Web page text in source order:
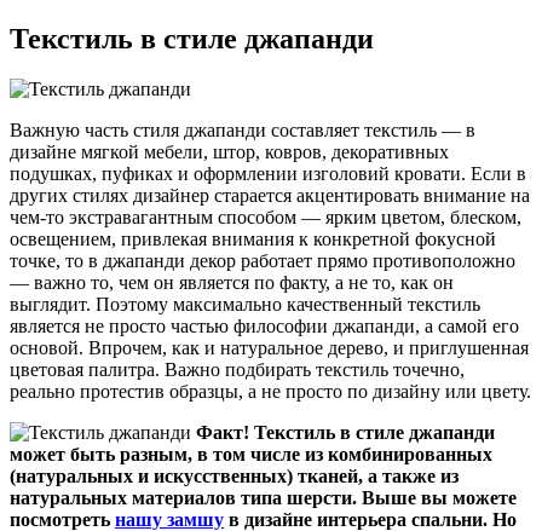
Текстиль в стиле джапанди
Важную часть стиля джапанди составляет текстиль — в
дизайне мягкой мебели, штор, ковров, декоративных
подушках, пуфиках и оформлении изголовий кровати. Если в
других стилях дизайнер старается акцентировать внимание на
чем-то экстравагантным способом — ярким цветом, блеском,
освещением, привлекая внимания к конкретной фокусной
точке, то в джапанди декор работает прямо противоположно
— важно то, чем он является по факту, а не то, как он
выглядит. Поэтому максимально качественный текстиль
является не просто частью философии джапанди, а самой его
основой. Впрочем, как и натуральное дерево, и приглушенная
цветовая палитра. Важно подбирать текстиль точечно,
реально протестив образцы, а не просто по дизайну или цвету.
Факт! Текстиль в стиле джапанди
может быть разным, в том числе из комбинированных
(натуральных и искусственных) тканей, а также из
натуральных материалов типа шерсти. Выше вы можете
посмотреть нашу замшу в дизайне интерьера спальни. Но